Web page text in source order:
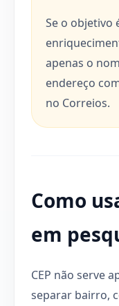
Se o objetivo
apenas o
endereço
no Correios.
Como
em
CEP não serve
separar bairro,